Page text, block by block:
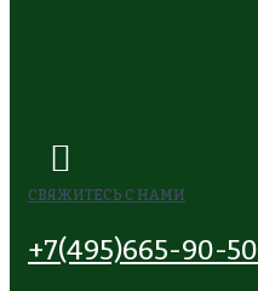
СВЯЖИТЕСЬ С НАМИ
+7(495)665-90-50